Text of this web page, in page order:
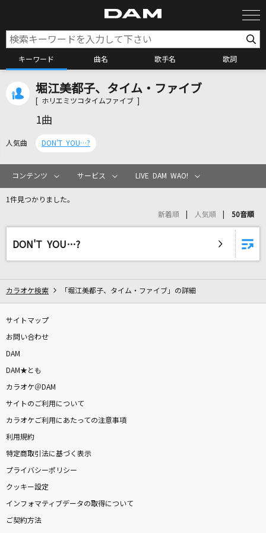
キーワード 曲名 歌手名 歌詞
カラオケ検索
カラオケリクエスト
リアルタイムで歌われている曲の一覧
PEARL
[良音]全力少年
デオクリップバージョン)]
Wham!
[生音]サクラ咲ケ
嵐(アラシ)
ギラギラ
ideal white
綾野ましろ
堀江美都子、タイム・ファイブ
[ ホリエミツコタイムファイブ ]
1曲
人気曲 DON'T YOU…?
コンテンツ サービス LIVE DAM WAO!
1件見つかりました。
新着順 人気順 50音順
DON'T YOU…?
カラオケ検索 「堀江美都子、タイム・ファイブ」の詳細
サイトマップ
お問い合わせ
DAM
DAM★とも
カラオケ＠DAM
サイトのご利用について
カラオケご利用にあたっての注意事項
利用規約
特定商取引法に基づく表示
プライバシーポリシー
クッキー設定
インフォマティブデータの取得について
ご契約方法